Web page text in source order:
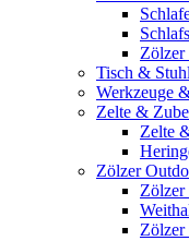
Zölzer
Tisch & Stuhl
Werkzeuge
Zelte &
Zelte
Zölzer
Zölzer
Zölzer